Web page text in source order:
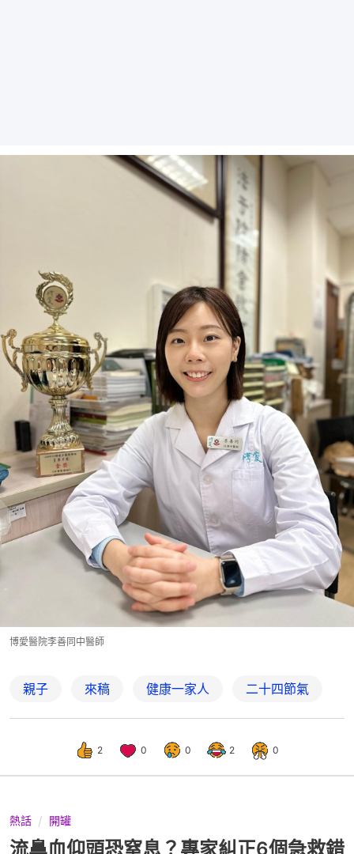
博愛醫院李善同中醫師
親子 來稿 健康一家人 二十四節氣
2 0 0 2 0
熱話 開罐
流鼻血仰頭恐窒息？專家糾正6個急救錯